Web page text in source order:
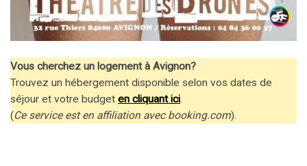
Vous cherchez un logement à Avignon?
Trouvez un hébergement disponible selon vos dates de
séjour et votre budget en cliquant ici
(Ce service est en affiliation avec booking.com).